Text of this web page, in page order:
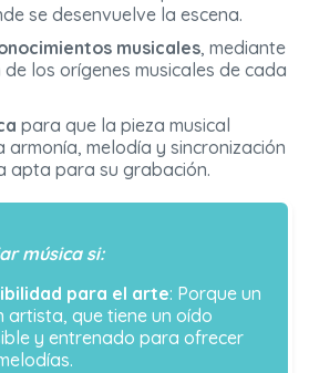
se desenvuelve la escena.
musicales, mediante
de los orígenes musicales de cada
para que la pieza musical
melodía y sincronización
apta para su grabación.
música si:
para el arte: Porque un
artista, que tiene un oído
y entrenado para ofrecer